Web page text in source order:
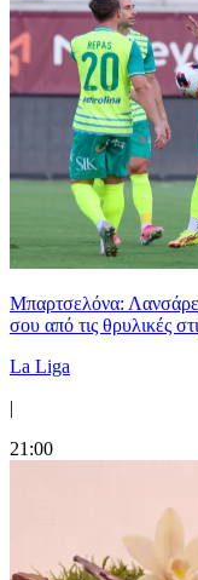
Μπαρτσελόνα:
σου από τις θρυλικές
La Liga
|
21:00